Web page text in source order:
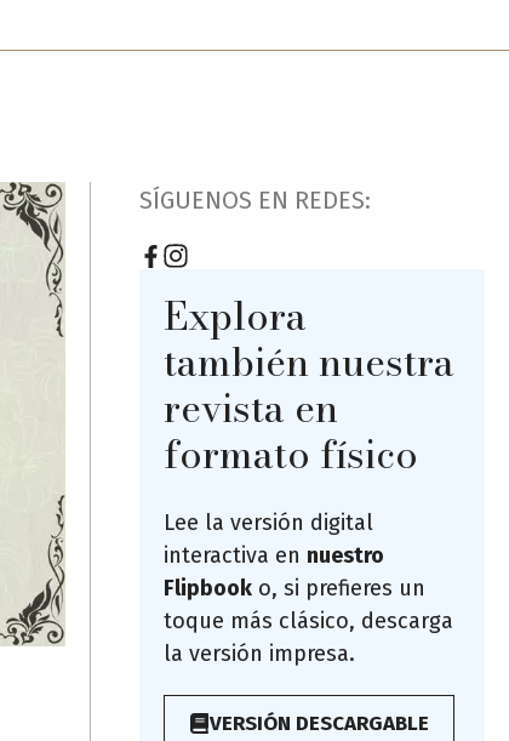
SÍGUENOS EN REDES:
Explora
también nuestra
revista en
formato físico
Lee la versión digital
interactiva en nuestro
Flipbook o, si prefieres un
toque más clásico, descarga
la versión impresa.
VERSIÓN DESCARGABLE